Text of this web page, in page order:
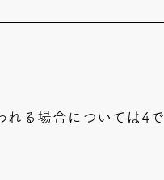
れる場合については4で